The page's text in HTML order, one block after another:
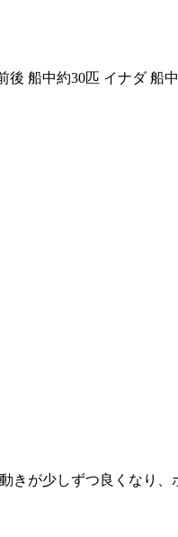
船中約30匹 イナダ 船
きが少しずつ良くなり、